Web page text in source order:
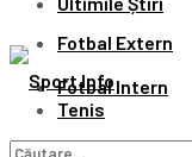
Fotbal Extern
Tenis
Fotbal Intern